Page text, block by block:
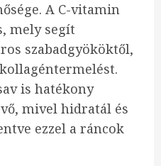
A C-vitamin
mely segít
szabadgyököktől,
is hatékony
mivel hidratál és
ezzel a ráncok